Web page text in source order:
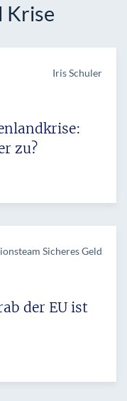
Krise
Iris Schuler
zu?
Sicheres Geld
der EU ist